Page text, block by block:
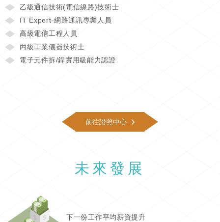
乙級通信技術(電信線路)技術士
IT Expert-網路通訊專業人員
高級電信工程人員
丙級工業儀器技術士
電子元件拆/銲實用級能力認證
前往證照中心
未來發展
下一份工作平均薪資提升